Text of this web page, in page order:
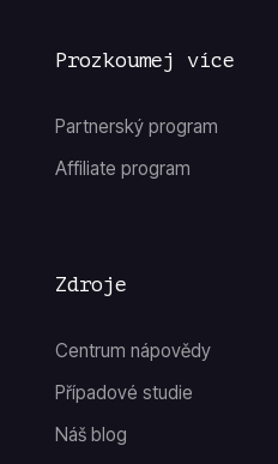
Zdroje
Centrum nápovědy
Případové studie
Náš blog
Prozkoumej více
Partnerský program
Affiliate program